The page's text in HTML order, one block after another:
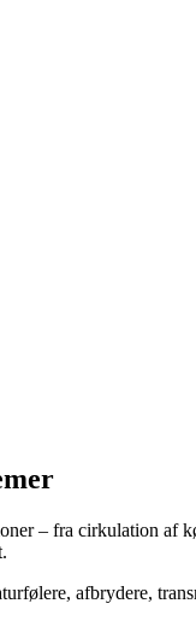
– fra cirkulation
afbrydere,